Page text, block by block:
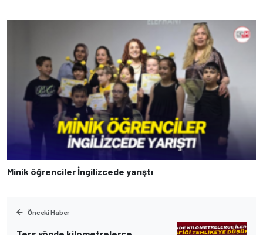
Minik öğrenciler İngilizcede yarıştı
Önceki Haber